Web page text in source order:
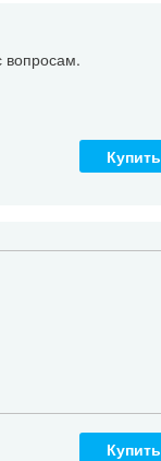
вопросам.
Купить
Купить